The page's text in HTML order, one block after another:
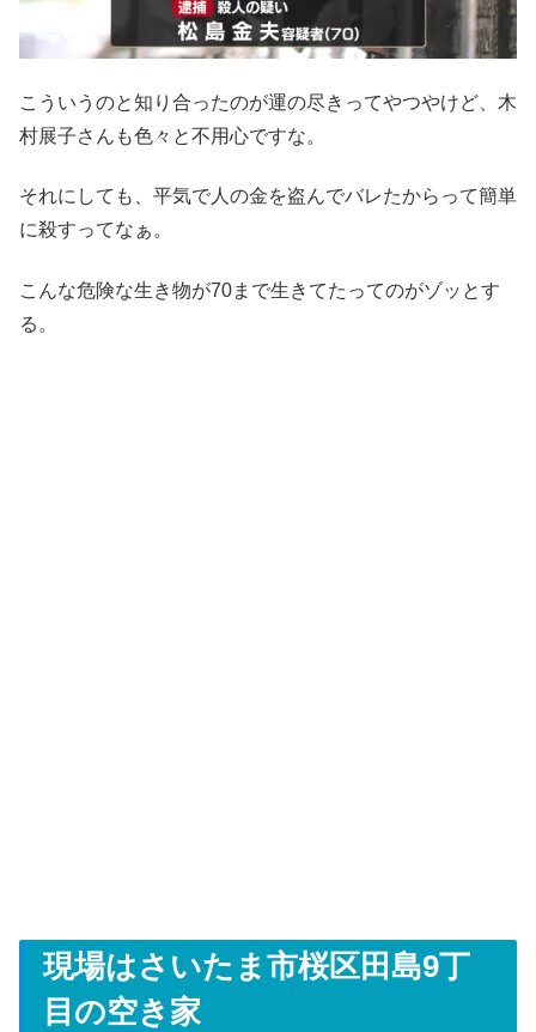
こういうのと知り合ったのが運の尽きってやつやけど、木
村展子さんも色々と不用心ですな。
それにしても、平気で人の金を盗んでバレたからって簡単
に殺すってなぁ。
こんな危険な生き物が70まで生きてたってのがゾッとす
る。
現場はさいたま市桜区田島9丁
目の空き家